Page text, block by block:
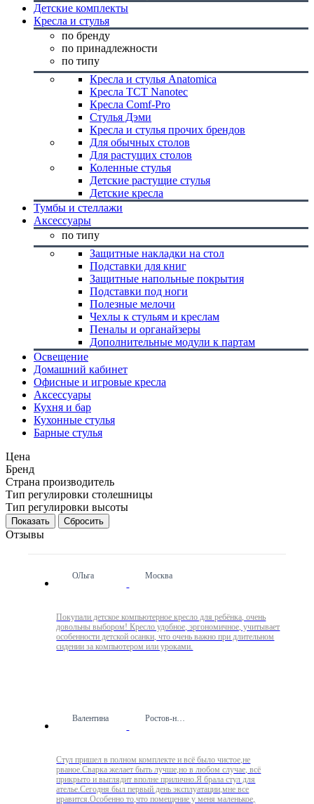
Детские комплекты
Кресла и стулья
по бренду
по принадлежности
по типу
Кресла и стулья Anatomica
Кресла TCT Nanotec
Кресла Comf-Pro
Стулья Дэми
Кресла и стулья прочих брендов
Для обычных столов
Для растущих столов
Коленные стулья
Детские растущие стулья
Детские кресла
Тумбы и стеллажи
Аксессуары
по типу
Защитные накладки на стол
Подставки для книг
Защитные напольные покрытия
Подставки под ноги
Полезные мелочи
Чехлы к стульям и креслам
Пеналы и органайзеры
Дополнительные модули к партам
Освещение
Домашний кабинет
Офисные и игровые кресла
Аксессуары
Кухня и бар
Кухонные стулья
Барные стулья
Цена
Бренд
Страна производитель
Тип регулировки столешницы
Тип регулировки высоты
Сбросить
Отзывы
ОЛьга Москва
Покупали детское компьютерное кресло для ребёнка, очень
довольны выбором! Кресло удобное, эргономичное, учитывает
особенности детской осанки, что очень важно при длительном
сидении за компьютером или уроками.
Валентина Ростов-на-Дону
Стул пришел в полном комплекте и всё было чистое,не
рваное.Сварка желает быть лучше,но в любом случае, всё
прикрыто и выглядит вполне прилично.Я брала стул для
ателье.Сегодня был первый день эксплуатации,мне все
нравится.Особенно то,что помещение у меня маленькое,